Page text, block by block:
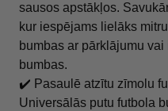
sausos apstākļos.
kur iespējams lielāks
bumbas ar pārklājumu
bumbas.
✔️ Pasaulē atzītu zīmolu
Universālās putu futbola